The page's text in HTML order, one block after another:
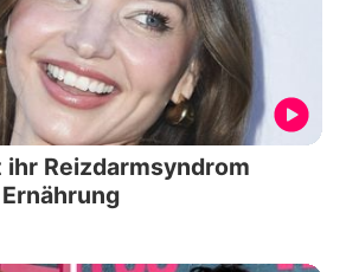
Reizdarmsyndrom